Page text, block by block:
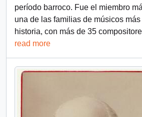
período barroco. Fue el miembro
una de las familias de músicos
historia, con más de 35
read more